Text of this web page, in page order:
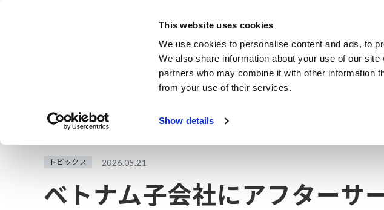
This website uses cookies
We use cookies to personalise content and ads, to
We also share information about your use of our
partners who may combine it with other information
from your use of their services.
Show details
製品・サービス
製品 業
トピックス 2026.05.21
ベトナム子会社にアフターサ